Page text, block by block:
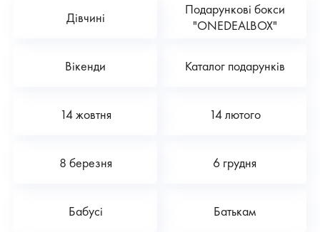
Дівчині
Подарункові бокси
"ONEDEALBOX"
Вікенди Каталог подарунків
14 жовтня 14 лютого
8 березня 6 грудня
Бабусі Батькам